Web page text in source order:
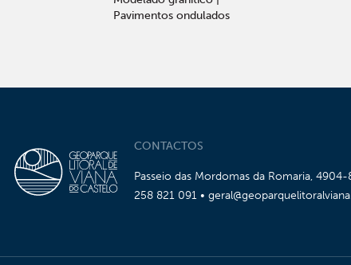
Pavimentos ondulados
CONTACTOS
Passeio das Mordomas da Romaria,
258 821 091 •